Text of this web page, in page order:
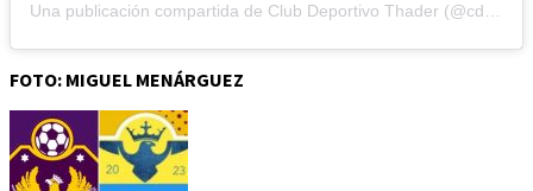
Una publicación compartida de Club Deportivo Thader (@cdthader)
FOTO: MIGUEL MENÁRGUEZ